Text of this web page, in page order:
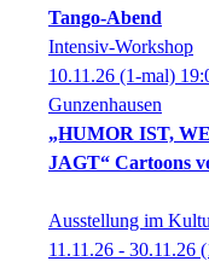
Tango-Abend
Intensiv-Workshop
10.11.26 (1-mal)
Gunzenhausen
„HUMOR IST,
JAGT“ Cartoons
Ausstellung im
11.11.26 - 30.11.26